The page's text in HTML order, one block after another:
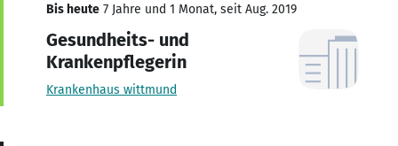
Bis heute 7 Jahre und 1 Monat, seit Aug. 2019
Gesundheits- und
Krankenpflegerin
Krankenhaus wittmund